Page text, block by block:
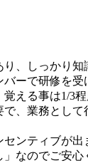
り、しっかり知
ーで研修を受
覚える事は1/3
、業務として
センティブが
」なのでご安心